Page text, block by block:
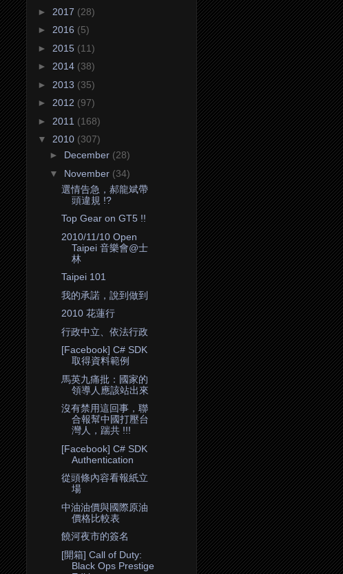
► 2017 (28)
► 2016 (5)
► 2015 (11)
► 2014 (38)
► 2013 (35)
► 2012 (97)
► 2011 (168)
▼ 2010 (307)
► December (28)
▼ November (34)
選情告急，郝龍斌帶
頭違規 !?
Top Gear on GT5 !!
2010/11/10 Open
Taipei 音樂會@士
林
Taipei 101
我的承諾，說到做到
2010 花蓮行
行政中立、依法行政
[Facebook] C# SDK
取得資料範例
馬英九痛批：國家的
領導人應該站出來
沒有禁用這回事，聯
合報幫中國打壓台
灣人，踹共 !!!
[Facebook] C# SDK
Authentication
從頭條內容看報紙立
場
中油油價與國際原油
價格比較表
饒河夜市的簽名
[開箱] Call of Duty:
Black Ops Prestige